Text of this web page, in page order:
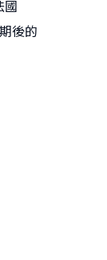
國
後的